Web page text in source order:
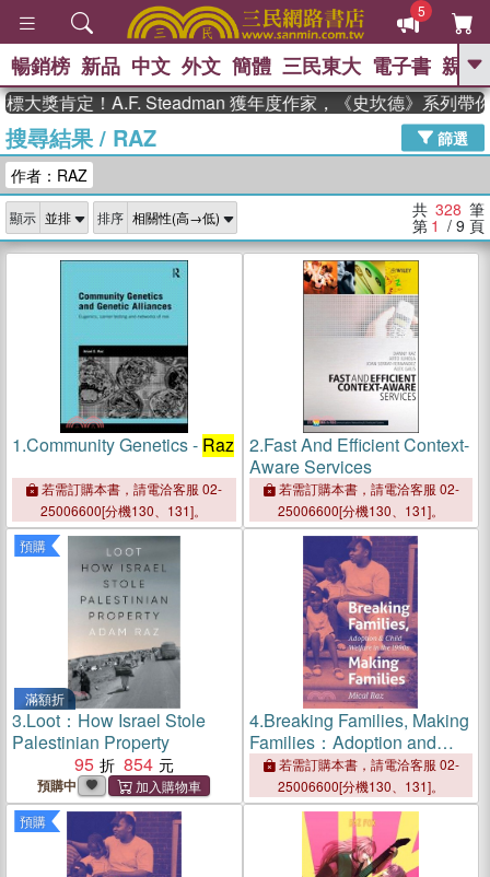
5
GO
高希均教授回憶錄
、 The Odyssey 、 父親節 、 如果歷
獎 臺灣漫遊錄 、 方念華 、 台灣的李
登輝時代
數學女孩：黎曼猜想 、
偉大的迷走神經
暢銷榜 新品 中文 外文 簡體 三民東大 電子書 親子
定！A.F. Steadman 獲年度作家，《史坎德》系列帶你踏上
搜尋結果/ RAZ
篩選
作者：RAZ
顯示 排序 共 328 筆
第 1 / 9 頁
1.Community Genetics - Raz
若需訂購本書，請電洽客服 02-
25006600[分機130、131]。
2.Fast And Efficient Context-
Aware Services
若需訂購本書，請電洽客服 02-
25006600[分機130、131]。
預購
滿額折
3.Loot：How Israel Stole
Palestinian Property
95
854
預購中
4.Breaking Families, Making
Families：Adoption and
Child Welfare in the 1990s
若需訂購本書，請電洽客服 02-
25006600[分機130、131]。
預購